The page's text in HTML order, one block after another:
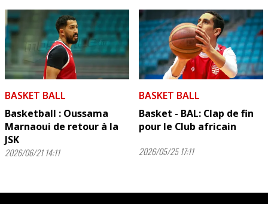
BASKET BALL
Basketball : Oussama
Marnaoui de retour à la
JSK
2026/06/21 14:11
BASKET BALL
Basket - BAL: Clap de fin
pour le Club africain
2026/05/25 17:11